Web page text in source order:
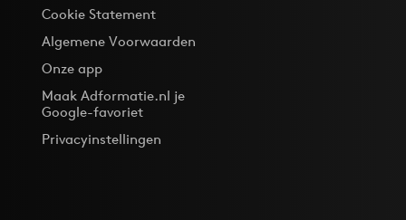
Cookie Statement
Algemene Voorwaarden
Onze app
Maak Adformatie.nl je
Google-favoriet
Privacyinstellingen